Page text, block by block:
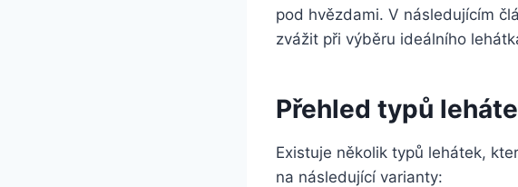
pod hvězdami. V následujícím
zvážit při výběru ideálního
Přehled typů
Existuje několik typů lehátek,
na následující varianty: